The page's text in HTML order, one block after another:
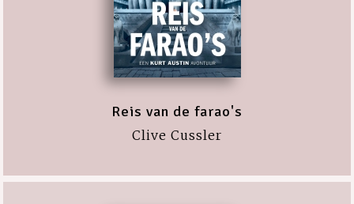
Reis van de farao's
Clive Cussler